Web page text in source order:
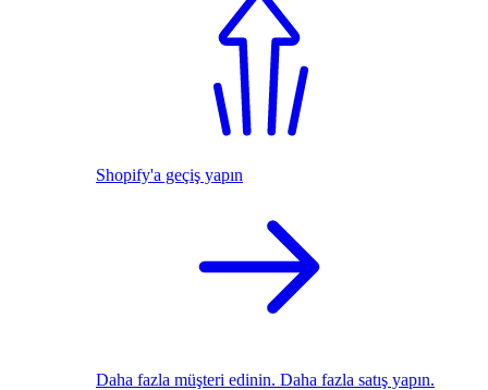
Shopify'a geçiş yapın
Daha fazla müşteri edinin. Daha fazla satış yapın.